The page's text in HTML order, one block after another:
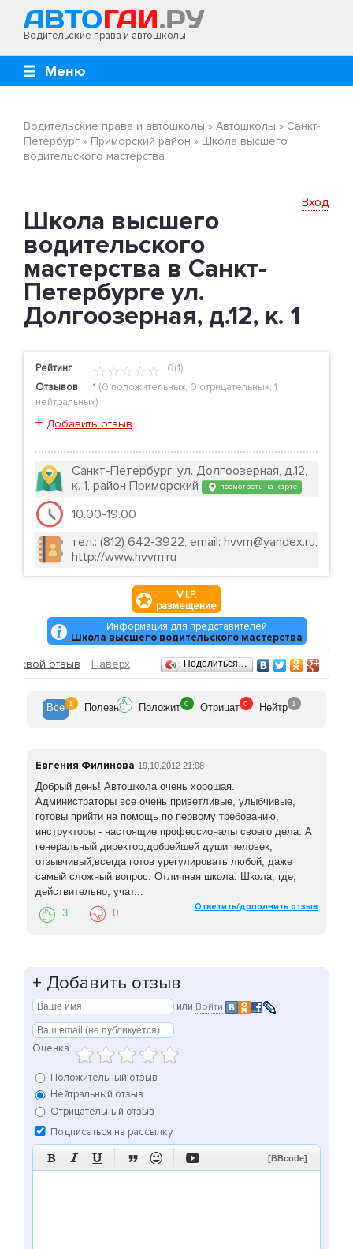
Водительские права и автошколы
Меню
Водительские права и автошколы » Автошколы » Санкт-
Петербург » Приморский район » Школа высшего
водительского мастерства
Вход
Школа высшего
водительского
мастерства в Санкт-
Петербурге ул.
Долгоозерная, д.12, к. 1
Рейтинг
0(1)
Отзывов
1 (0 положительных, 0 отрицательных, 1
нейтральных)
+ Добавить отзыв
Санкт-Петербург, ул. Долгоозерная, д.12,
к. 1, район Приморский
посмотреть на карте
10.00-19.00
тел.: (812) 642-3922, email: hvvm@yandex.ru,
http://www.hvvm.ru
V.I.P.
размещение
Информация для представителей
Школа высшего водительского мастерства
Отзывы
свой отзыв Наверх Поделиться…
Все 1 Полезн Положит 0 Отрицат 0 Нейтр 1
Евгения Филинова 19.10.2012 21:08
Добрый день! Автошкола очень хорошая.
Администраторы все очень приветливые, улыбчивые,
готовы прийти на помощь по первому требованию,
инструкторы - настоящие профессионалы своего дела. А
генеральный директор,добрейшей души человек,
отзывчивый,всегда готов урегулировать любой, даже
самый сложный вопрос. Отличная школа. Школа, где,
действительно, учат...
Ответить/дополнить отзыв
3 0
+ Добавить отзыв
или Войти
Оценка
Положительный отзыв
Нейтральный отзыв
Отрицательный отзыв
Подписаться на рассылку
      [BBcode]